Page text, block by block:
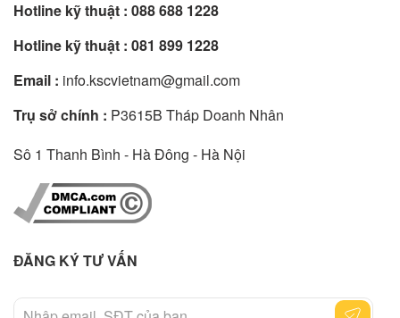
Hotline kỹ thuật : 088 688 1228
Hotline kỹ thuật : 081 899 1228
Email : info.kscvietnam@gmail.com
Trụ sở chính : P3615B Tháp Doanh Nhân
Sô 1 Thanh Bình - Hà Đông - Hà Nội
ĐĂNG KÝ TƯ VẤN